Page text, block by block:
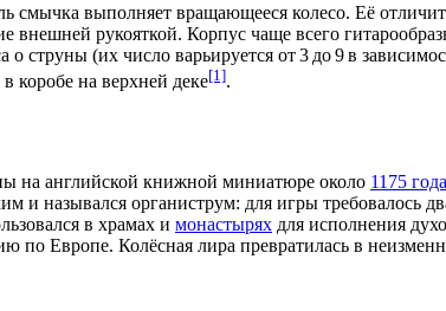
смычка выполняет вращающееся колесо. Её
внешней рукояткой. Корпус чаще всего
о струны (их число варьируется от 3 до 9 в
коробе на верхней деке[1].
на английской книжной миниатюре около 1175 года
и назывался органиструм: для игры требовалось
в храмах и монастырях для исполнения
по Европе. Колёсная лира превратилась в